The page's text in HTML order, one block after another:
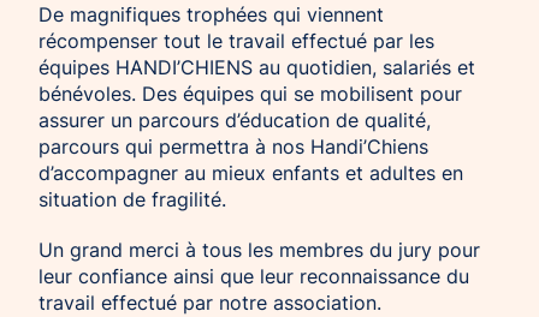
De magnifiques trophées qui viennent
récompenser tout le travail effectué par les
équipes HANDI’CHIENS au quotidien, salariés et
bénévoles. Des équipes qui se mobilisent pour
assurer un parcours d’éducation de qualité,
parcours qui permettra à nos Handi’Chiens
d’accompagner au mieux enfants et adultes en
situation de fragilité.
Un grand merci à tous les membres du jury pour
leur confiance ainsi que leur reconnaissance du
travail effectué par notre association.